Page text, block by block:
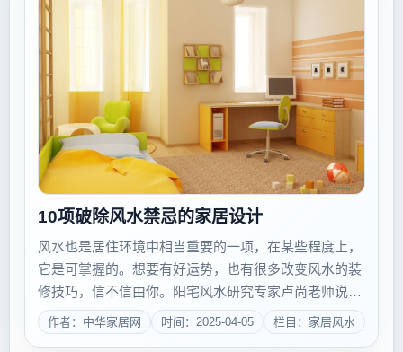
10项破除风水禁忌的家居设计
风水也是居住环境中相当重要的一项，在某些程度上，
它是可掌握的。想要有好运势，也有很多改变风水的装
修技巧，信不信由你。阳宅风水研究专家卢尚老师说：
&quot;风水好，是让你居住的环境加分；而风水不好，
只是减分而已。并不是光凭风水一项因素，就会全然改
作者：中华家居网 时间：2025-04-05 栏目：家居风水